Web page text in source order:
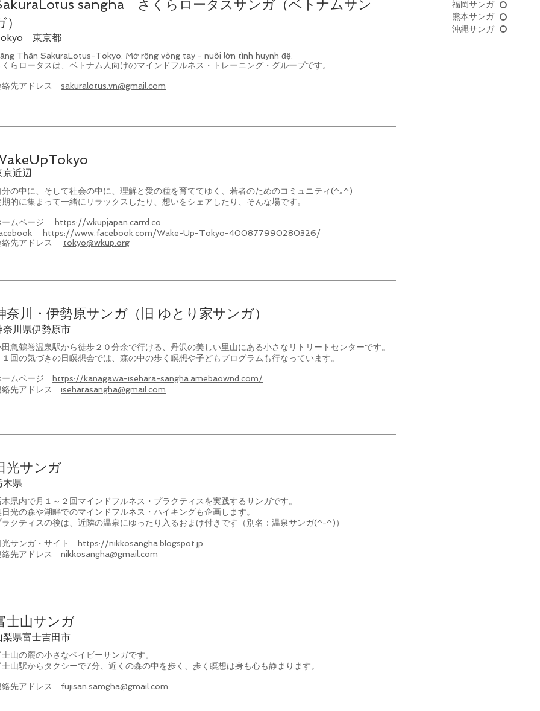
福岡サンガ
熊本サンガ
沖縄サンガ
sangha さくらロータスサンガ（ベトナムサン
）
東京都
Thân SakuraLotus-Tokyo: Mở rộng vòng tay - nuôi lớn tình huynh đệ.
くらロータスは、ベトナム人向けのマインドフルネス・トレーニング・グループです。
絡先アドレス sakuralotus.vn@gmail.com
京近辺
分の中に、そして社会の中に、理解と愛の種を育ててゆく、若者のためのコミュニティ(^｡^)
期的に集まって一緒にリラックスしたり、想いをシェアしたり、そんな場です。
ームページ
https://wkupjapan.carrd.co
https://www.facebook.com/Wake-Up-Tokyo-400877990280326/
絡先アドレス tokyo@wkup.org
奈川・伊勢原サンガ（旧 ゆとり家サンガ）
奈川県伊勢原市
田急鶴巻温泉駅から徒歩２０分余で行ける、丹沢の美しい里山にある小さなリトリートセンターです。
１回の気づきの日瞑想会では、森の中の歩く瞑想や子どもプログラムも行なっています。
ームページ
https://kanagawa-isehara-sangha.amebaownd.com/
絡先アドレス iseharasangha@gmail.com
光サンガ
木県
木県内で月１～２回マインドフルネス・プラクティスを実践するサンガです。
日光の森や湖畔でのマインドフルネス・ハイキングも企画します。
ラクティスの後は、近隣の温泉にゆったり入るおまけ付きです（別名：温泉サンガ(^-^)）
光サンガ・サイト
https://nikkosangha.blogspot.jp
絡先アドレス nikkosangha@gmail.com
士山サンガ
梨県富士吉田市
士山の麓の小さなベイビーサンガです。
士山駅からタクシーで7分、近くの森の中を歩く、歩く瞑想は身も心も静まります。
絡先アドレス fujisan.samgha@gmail.com